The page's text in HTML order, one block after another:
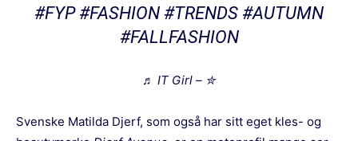
#FYP #FASHION #TRENDS #AUTUMN
#FALLFASHION
♬ IT Girl – ✮
Svenske Matilda Djerf, som også har sitt eget kles- og